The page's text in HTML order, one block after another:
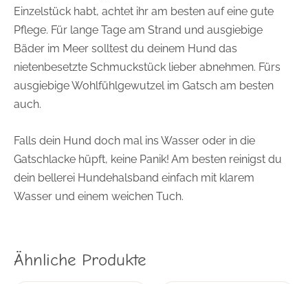
Einzelstück habt, achtet ihr am besten auf eine gute
Pflege. Für lange Tage am Strand und ausgiebige
Bäder im Meer solltest du deinem Hund das
nietenbesetzte Schmuckstück lieber abnehmen. Fürs
ausgiebige Wohlfühlgewutzel im Gatsch am besten
auch.
Falls dein Hund doch mal ins Wasser oder in die
Gatschlacke hüpft, keine Panik! Am besten reinigst du
dein bellerei Hundehalsband einfach mit klarem
Wasser und einem weichen Tuch.
Ähnliche Produkte